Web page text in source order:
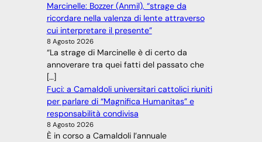
Marcinelle: Bozzer (Anmil), “strage da
ricordare nella valenza di lente attraverso
cui interpretare il presente”
8 Agosto 2026
“La strage di Marcinelle è di certo da
annoverare tra quei fatti del passato che
[…]
Fuci: a Camaldoli universitari cattolici riuniti
per parlare di “Magnifica Humanitas” e
responsabilità condivisa
8 Agosto 2026
È in corso a Camaldoli l’annuale